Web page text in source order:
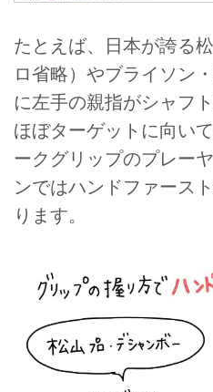
正しい
ップの
ない
谷奈千
握った
みよう
たとえば、日本が誇る
ロ省略）やブライソン
に左手の親指がシャフ
ほぼターゲットに向い
ークグリップのプレー
ンではハンドファース
ります。